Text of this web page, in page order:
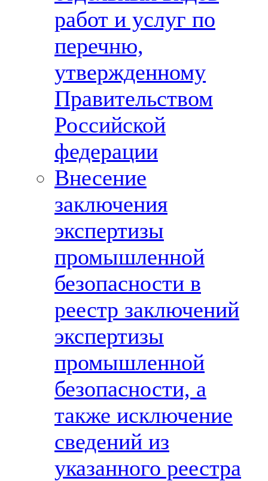
работ и услуг по
перечню,
утвержденному
Правительством
Российской
федерации
Внесение
заключения
экспертизы
промышленной
безопасности в
реестр заключений
экспертизы
промышленной
безопасности, а
также исключение
сведений из
указанного реестра